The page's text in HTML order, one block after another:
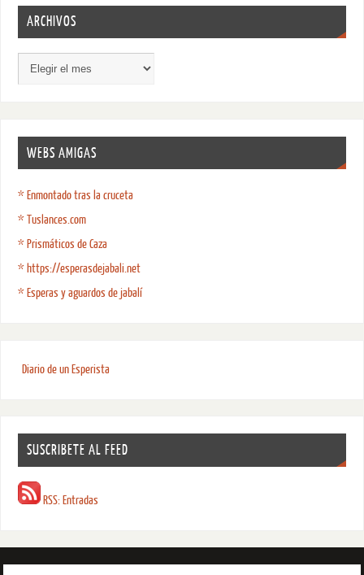
ARCHIVOS
WEBS AMIGAS
* Enmontado tras la cruceta
* Tuslances.com
* Prismáticos de Caza
* https://esperasdejabali.net
* Esperas y aguardos de jabalí
Diario de un Esperista
SUSCRIBETE AL FEED
RSS: Entradas